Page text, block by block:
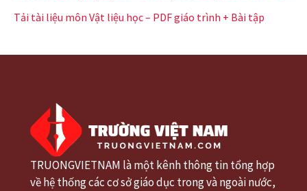
Tải tài liệu môn Vật liệu học – PDF giáo trình + Bài tập
TRUONGVIETNAM là một kênh thông tin tổng hợp
về hệ thống các cơ sở giáo dục trong và ngoài nước,